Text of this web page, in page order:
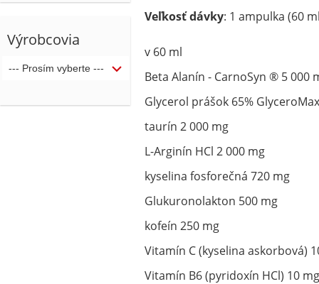
Výrobcovia
Veľkosť dávky: 1 ampulka (60
v 60 ml
Beta Alanín - CarnoSyn ® 5 000
Glycerol prášok 65%
taurín 2 000 mg
L-Arginín HCl 2 000 mg
kyselina fosforečná 720 mg
Glukuronolakton 500 mg
kofeín 250 mg
Vitamín C (kyselina askorbová)
Vitamín B6 (pyridoxín HCl) 10